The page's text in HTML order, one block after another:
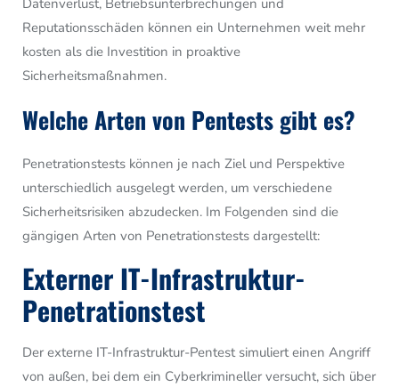
Reputationsschäden können ein Unternehmen weit mehr
kosten als die Investition in proaktive
Sicherheitsmaßnahmen.
Welche Arten von Pentests gibt es?
Penetrationstests können je nach Ziel und Perspektive
unterschiedlich ausgelegt werden, um verschiedene
Sicherheitsrisiken abzudecken. Im Folgenden sind die
gängigen Arten von Penetrationstests dargestellt:
Externer IT-Infrastruktur-
Penetrationstest
Der externe IT-Infrastruktur-Pentest simuliert einen Angriff
von außen, bei dem ein Cyberkrimineller versucht, sich über